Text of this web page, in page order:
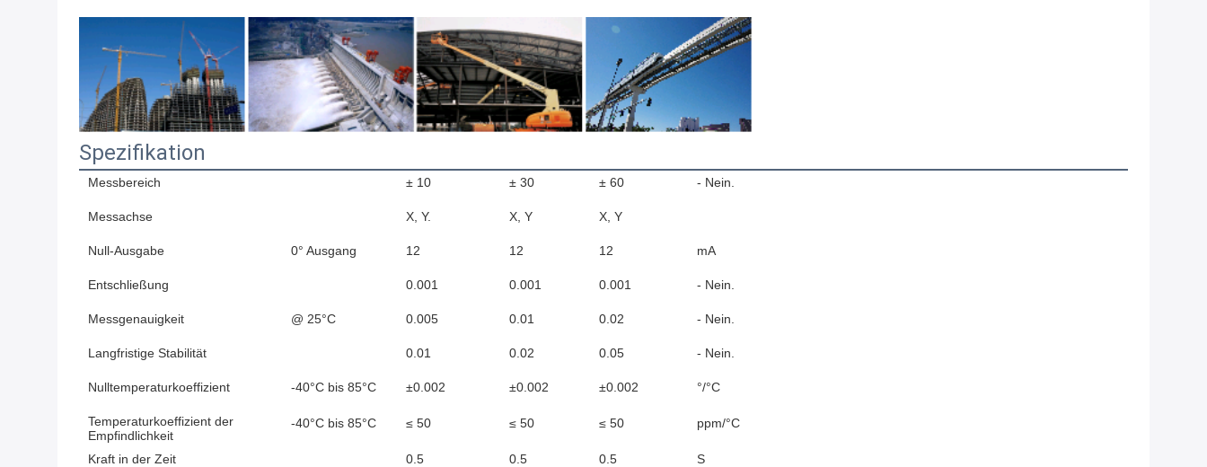
Spezifikation
Messbereich ± 10 ± 30 ± 60 - Nein.
Messachse X, Y. X, Y X, Y
Null-Ausgabe 0° Ausgang 12 12 12 mA
Entschließung 0.001 0.001 0.001 - Nein.
Messgenauigkeit @ 25°C 0.005 0.01 0.02 - Nein.
Langfristige Stabilität 0.01 0.02 0.05 - Nein.
Nulltemperaturkoeffizient -40°C bis 85°C ±0.002 ±0.002 ±0.002 °/°C
Temperaturkoeffizient der
Empfindlichkeit
-40°C bis 85°C ≤ 50 ≤ 50 ≤ 50 ppm/°C
Kraft in der Zeit 0.5 0.5 0.5 S